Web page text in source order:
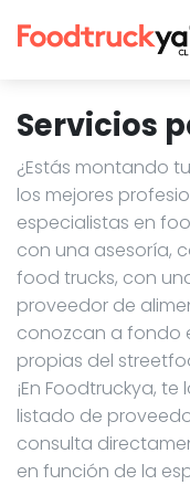
Servicios
¿Estás montando
los mejores
especialistas en
con una asesoría,
food trucks, con
proveedor de
conozcan a fondo
propias del
¡En Foodtruckya,
listado de
consulta
en función de la